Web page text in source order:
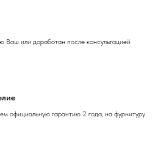
Ваш или доработан после консультацией
официальную гарантию 2 года, на фурнитуру